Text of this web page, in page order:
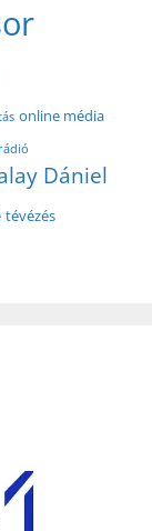
online média
rádió
Dániel
tévézés